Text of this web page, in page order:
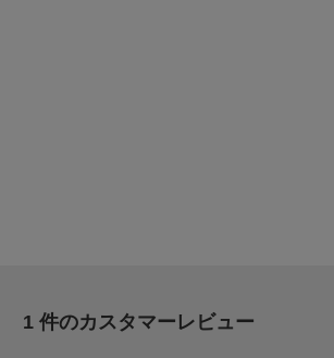
1 件のカスタマーレビュー